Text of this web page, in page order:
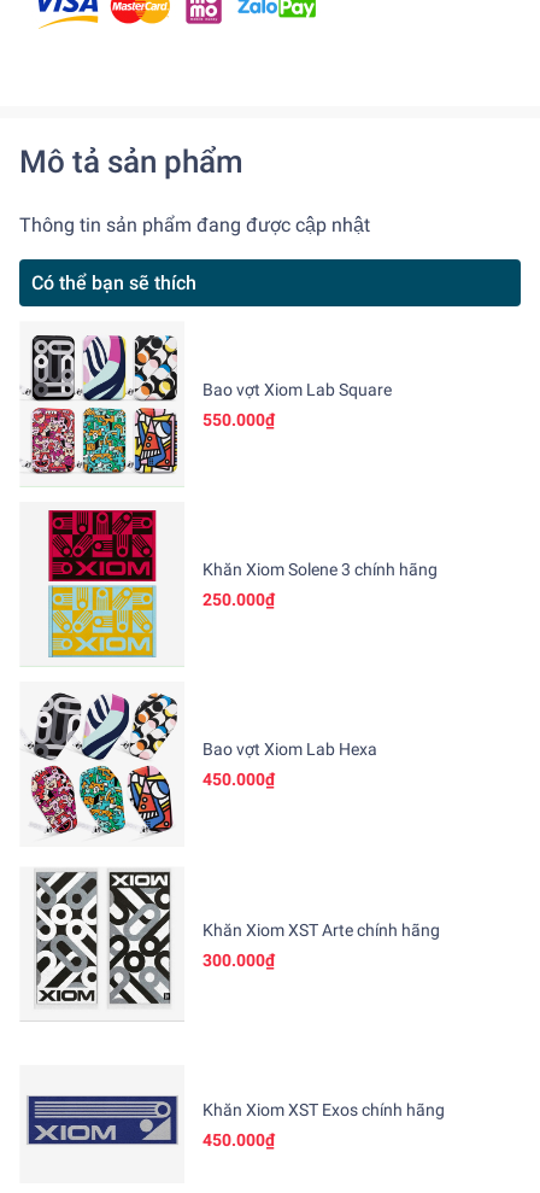
Mô tả sản phẩm
Thông tin sản phẩm đang được cập nhật
Có thể bạn sẽ thích
Bao vợt Xiom Lab Square
550.000₫
Khăn Xiom Solene 3 chính hãng
250.000₫
Bao vợt Xiom Lab Hexa
450.000₫
Khăn Xiom XST Arte chính hãng
300.000₫
Khăn Xiom XST Exos chính hãng
450.000₫